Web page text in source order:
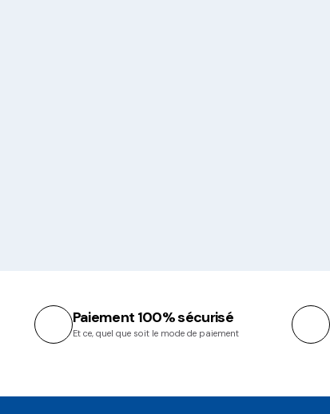
Paiement 100% sécurisé
Et ce, quel que soit le mode de paiement